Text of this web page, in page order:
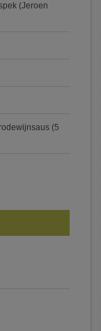
(Jeroen
(5